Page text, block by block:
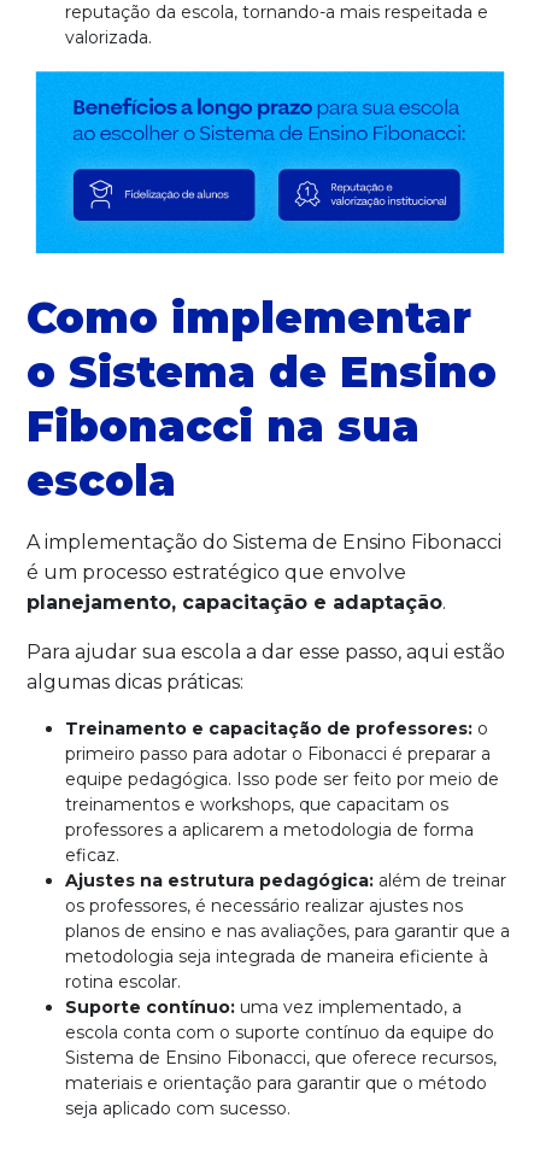
reputação da escola, tornando-a mais respeitada e
valorizada.
Como implementar
o Sistema de Ensino
Fibonacci na sua
escola
A implementação do Sistema de Ensino Fibonacci
é um processo estratégico que envolve
planejamento, capacitação e adaptação.
Para ajudar sua escola a dar esse passo, aqui estão
algumas dicas práticas:
Treinamento e capacitação de professores: o
primeiro passo para adotar o Fibonacci é preparar a
equipe pedagógica. Isso pode ser feito por meio de
treinamentos e workshops, que capacitam os
professores a aplicarem a metodologia de forma
eficaz.
Ajustes na estrutura pedagógica: além de treinar
os professores, é necessário realizar ajustes nos
planos de ensino e nas avaliações, para garantir que a
metodologia seja integrada de maneira eficiente à
rotina escolar.
Suporte contínuo: uma vez implementado, a
escola conta com o suporte contínuo da equipe do
Sistema de Ensino Fibonacci, que oferece recursos,
materiais e orientação para garantir que o método
seja aplicado com sucesso.